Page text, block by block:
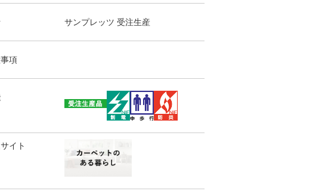
サンプレッツ 受注生産
項
イト